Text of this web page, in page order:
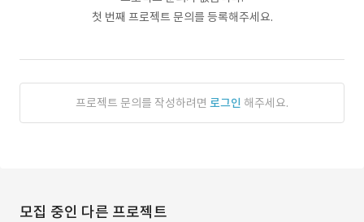
첫 번째 프로젝트 문의를 등록해주세요.
프로젝트 문의를 작성하려면 로그인 해주세요.
모집 중인 다른 프로젝트